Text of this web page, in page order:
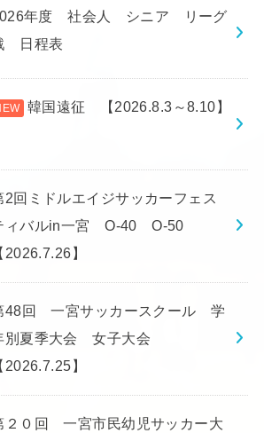
年度 社会人 シニア リーグ
日程表
韓国遠征 【2026.8.3～8.10】
2回ミドルエイジサッカーフェス
ィバルin一宮 O-40 O-50
2026.7.26】
48回 一宮サッカースクール 学
別夏季大会 女子大会
2026.7.25】
２０回 一宮市民幼児サッカー大